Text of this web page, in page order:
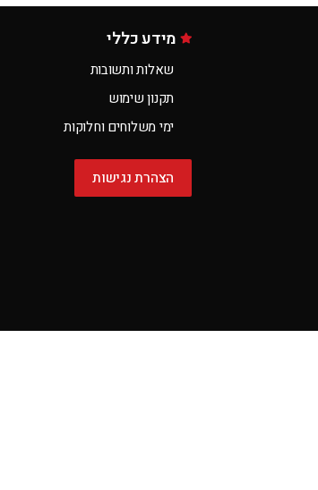
מידע כללי
שאלות ותשובות
תקנון שימוש
ימי משלוחים וחלוקות
הצהרת נגישות